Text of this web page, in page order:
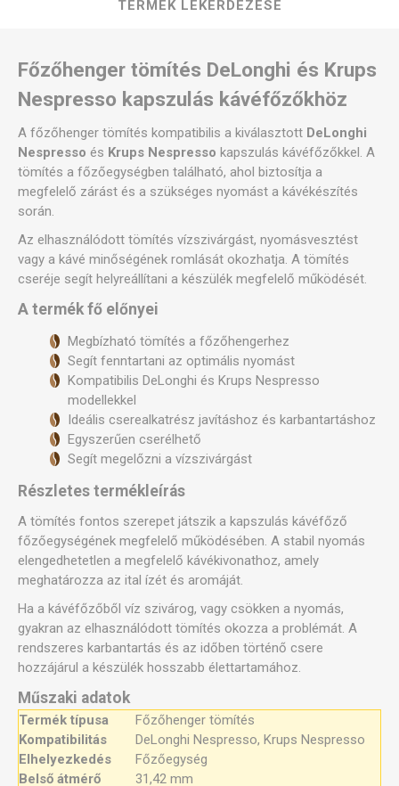
TERMÉK LEKÉRDEZÉSE
Főzőhenger tömítés DeLonghi és Krups
Nespresso kapszulás kávéfőzőkhöz
A főzőhenger tömítés kompatibilis a kiválasztott DeLonghi
Nespresso és Krups Nespresso kapszulás kávéfőzőkkel. A
tömítés a főzőegységben található, ahol biztosítja a
megfelelő zárást és a szükséges nyomást a kávékészítés
során.
Az elhasználódott tömítés vízszivárgást, nyomásvesztést
vagy a kávé minőségének romlását okozhatja. A tömítés
cseréje segít helyreállítani a készülék megfelelő működését.
A termék fő előnyei
Megbízható tömítés a főzőhengerhez
Segít fenntartani az optimális nyomást
Kompatibilis DeLonghi és Krups Nespresso
modellekkel
Ideális cserealkatrész javításhoz és karbantartáshoz
Egyszerűen cserélhető
Segít megelőzni a vízszivárgást
Részletes termékleírás
A tömítés fontos szerepet játszik a kapszulás kávéfőző
főzőegységének megfelelő működésében. A stabil nyomás
elengedhetetlen a megfelelő kávékivonathoz, amely
meghatározza az ital ízét és aromáját.
Ha a kávéfőzőből víz szivárog, vagy csökken a nyomás,
gyakran az elhasználódott tömítés okozza a problémát. A
rendszeres karbantartás és az időben történő csere
hozzájárul a készülék hosszabb élettartamához.
Műszaki adatok
Termék típusa
Főzőhenger tömítés
Kompatibilitás
DeLonghi Nespresso, Krups Nespresso
Elhelyezkedés
Főzőegység
Belső átmérő
31,42 mm